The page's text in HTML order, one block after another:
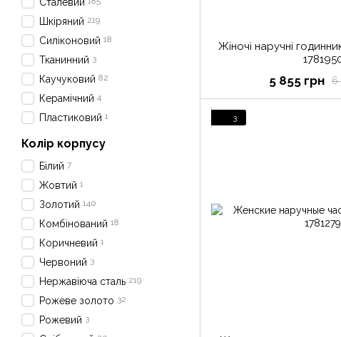
Жіночі наручні
6
5 855 грн
3
Шкіряний 219
Силіконовий 18
Тканинний 3
Каучуковий 82
Керамічний 4
Пластиковий 1
Колір корпусу
Білий 7
Жовтий 1
Золотий 140
Комбінований 18
Коричневий 1
Червоний 3
Нержавіюча сталь 219
Рожеве золото 32
Рожевий 3